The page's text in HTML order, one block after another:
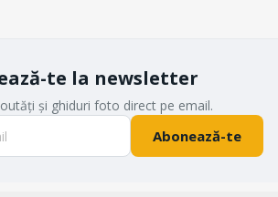
te la newsletter
și ghiduri foto direct pe email.
Abonează-te